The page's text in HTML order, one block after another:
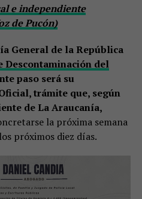
e independiente
de Pucón)
General de la República
Descontaminación del
paso será su
trámite que, según
de La Araucanía,
la próxima semana
próximos diez días.